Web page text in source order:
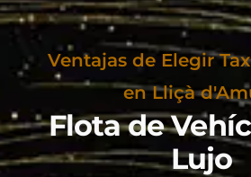
Ventajas de Elegir
en Lliçà
Flota de
Lujo